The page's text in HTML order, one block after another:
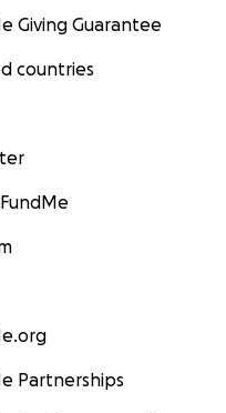
Giving Guarantee
countries
Partnerships